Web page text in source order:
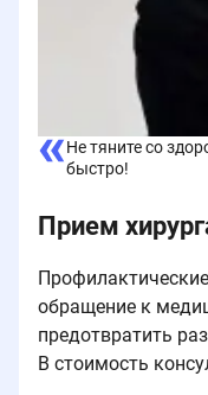
Не тяните со
быстро!
Прием
обращение к
предотвратить
В стоимость